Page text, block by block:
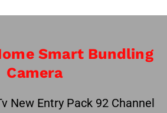
Smart Bundling
Camera
New Entry Pack 92 Channel